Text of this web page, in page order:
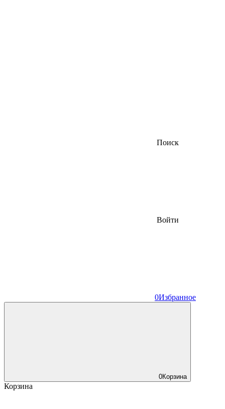
Поиск
Войти
0Избранное
0Корзина
Корзина